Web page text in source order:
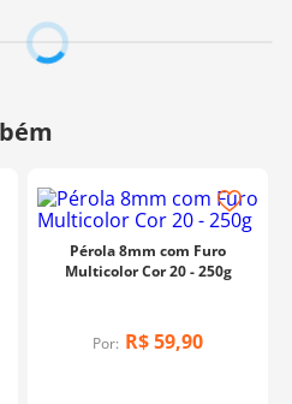
Pérola 8mm com Furo
Multicolor Cor 20 - 250g
Por: R$59,90